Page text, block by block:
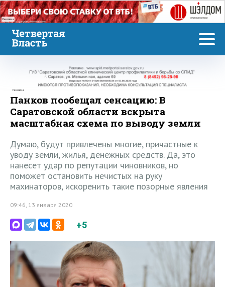
Реклама
Реклама
Панков пообещал сенсацию: В
Саратовской области вскрыта
масштабная схема по выводу земли
Думаю, будут привлечены многие, причастные к
уводу земли, жилья, денежных средств. Да, это
нанесет удар по репутации чиновников, но
поможет остановить нечистых на руку
махинаторов, искоренить такие позорные явления
09:46, 13 января 2020
+5